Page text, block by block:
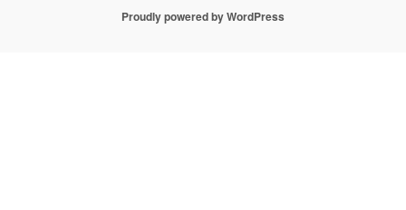
Proudly powered by WordPress